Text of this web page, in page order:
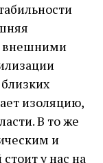
внешними
изоляцию,
В то же
и
у нас на